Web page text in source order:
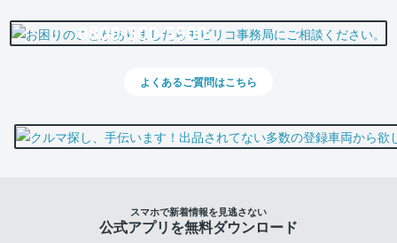
0800-500-5500
よくあるご質問はこちら
スマホで新着情報を見逃さない
公式アプリを無料ダウンロード